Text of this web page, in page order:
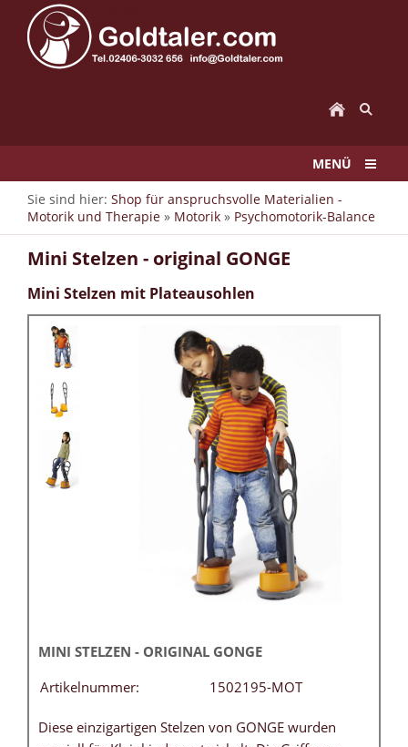
MENÜ
Sie sind hier: Shop für anspruchsvolle Materialien -
Motorik und Therapie » Motorik » Psychomotorik-Balance
Mini Stelzen - original GONGE
Mini Stelzen mit Plateausohlen
MINI STELZEN - ORIGINAL GONGE
Artikelnummer:
1502195-MOT
Diese einzigartigen Stelzen von GONGE wurden